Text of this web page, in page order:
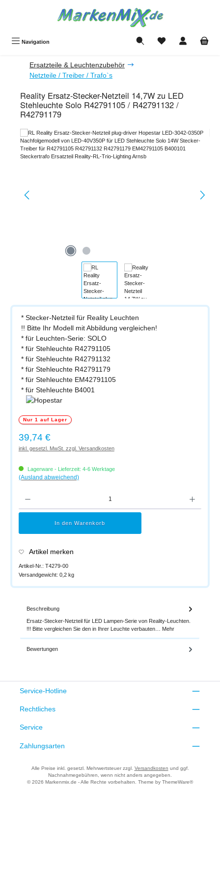
Navigation Du hast 0 Produkte
Ersatzteile & Leuchtenzubehör
Netzteile / Treiber / Trafo`s
Reality Ersatz-Stecker-Netzteil 14,7W zu LED
Stehleuchte Solo R42791105 / R42791132 /
R42791179
Bildergalerie überspringen
* Stecker-Netzteil für Reality Leuchten
!! Bitte Ihr Modell mit Abbildung vergleichen!
* für Leuchten-Serie: SOLO
* für Stehleuchte R42791105
* für Stehleuchte R42791132
* für Stehleuchte R42791179
* für Stehleuchte EM42791105
* für Stehleuchte B4001
Nur 1 auf Lager
Regulärer Preis:
39,74 €
inkl. gesetzl. MwSt. zzgl. Versandkosten
Lagerware - Lieferzeit: 4-6 Werktage
(Ausland abweichend)
In den Warenkorb
Artikel merken
Artikel-Nr.: T4279-00
Versandgewicht: 0,2 kg
Beschreibung
Ersatz-Stecker-Netzteil für LED Lampen-Serie von Reality-Leuchten.
!!! Bitte vergleichen Sie den in Ihrer Leuchte verbauten… Mehr
Bewertungen
Service-Hotline
Rechtliches
Service
Zahlungsarten
Alle Preise inkl. gesetzl. Mehrwertsteuer zzgl. Versandkosten und ggf.
Nachnahmegebühren, wenn nicht anders angegeben.
© 2026 Markenmix.de - Alle Rechte vorbehalten. Theme by ThemeWare®